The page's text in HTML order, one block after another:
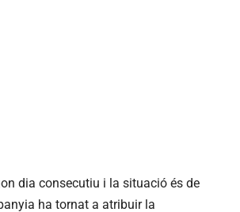
dia consecutiu i la situació és de
ha tornat a atribuir la